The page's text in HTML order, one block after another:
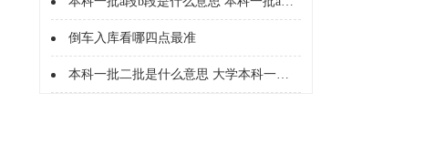
倒车入库看哪四点最准
本科一批二批是什么意思 大学本科一批二批是什么意思